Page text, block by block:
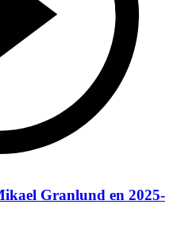
Granlund en 2025-